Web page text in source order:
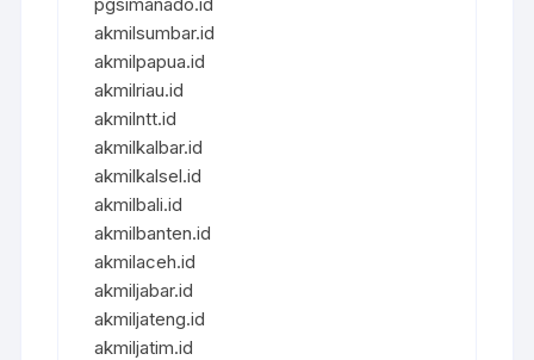
akmilsumbar.id
akmilpapua.id
akmilriau.id
akmilntt.id
akmilkalbar.id
akmilkalsel.id
akmilbali.id
akmilbanten.id
akmilaceh.id
akmiljabar.id
akmiljateng.id
akmiljatim.id